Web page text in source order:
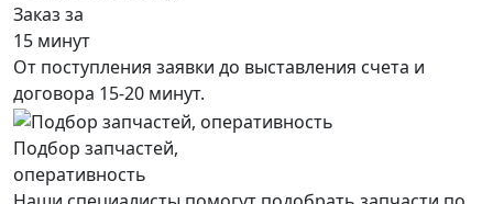
Заказ за
15 минут
От поступления заявки до выставления счета и
договора 15-20 минут.
Подбор запчастей,
оперативность